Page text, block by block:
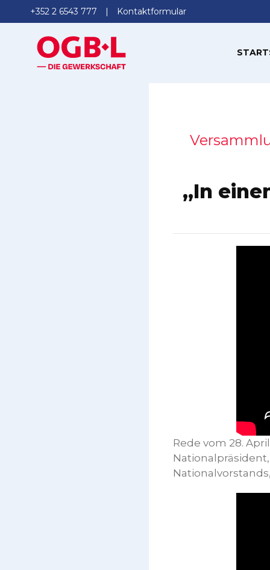
+352 2 6543 777 Kontaktformular
„In
Rede vom 28.